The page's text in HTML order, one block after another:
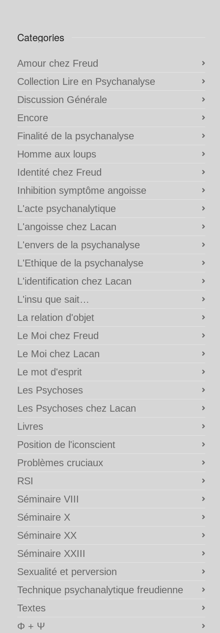
Categories
Amour chez Freud
Collection Lire en Psychanalyse
Discussion Générale
Encore
Finalité de la psychanalyse
Homme aux loups
Identité chez Freud
Inhibition symptôme angoisse
L'acte psychanalytique
L'angoisse chez Lacan
L'envers de la psychanalyse
L'Ethique de la psychanalyse
L'identification chez Lacan
L'insu que sait…
La relation d'objet
Le Moi chez Freud
Le Moi chez Lacan
Le mot d'esprit
Les Psychoses
Les Psychoses chez Lacan
Livres
Position de l'iconscient
Problèmes cruciaux
RSI
Séminaire VIII
Séminaire X
Séminaire XX
Séminaire XXIII
Sexualité et perversion
Technique psychanalytique freudienne
Textes
Φ + Ψ